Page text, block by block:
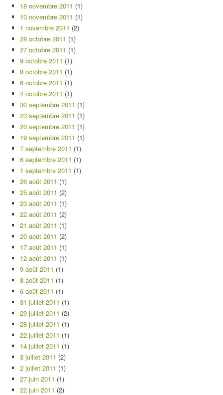
18 novembre 2011 (1)
10 novembre 2011 (1)
1 novembre 2011 (2)
28 octobre 2011 (1)
27 octobre 2011 (1)
9 octobre 2011 (1)
8 octobre 2011 (1)
6 octobre 2011 (1)
4 octobre 2011 (1)
30 septembre 2011 (1)
23 septembre 2011 (1)
20 septembre 2011 (1)
19 septembre 2011 (1)
7 septembre 2011 (1)
6 septembre 2011 (1)
1 septembre 2011 (1)
26 août 2011 (1)
25 août 2011 (2)
23 août 2011 (1)
22 août 2011 (2)
21 août 2011 (1)
20 août 2011 (2)
17 août 2011 (1)
12 août 2011 (1)
9 août 2011 (1)
8 août 2011 (1)
6 août 2011 (1)
31 juillet 2011 (1)
29 juillet 2011 (2)
28 juillet 2011 (1)
22 juillet 2011 (1)
14 juillet 2011 (1)
3 juillet 2011 (2)
2 juillet 2011 (1)
27 juin 2011 (1)
22 juin 2011 (2)